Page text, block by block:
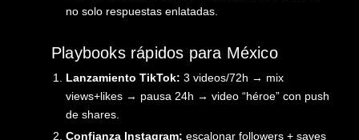
no solo respuestas enlatadas.
Playbooks rápidos para México
Lanzamiento TikTok: 3 videos/72h → mix
views+likes → pausa 24h → video “héroe” con push
de shares.
Confianza Instagram: escalonar followers + saves